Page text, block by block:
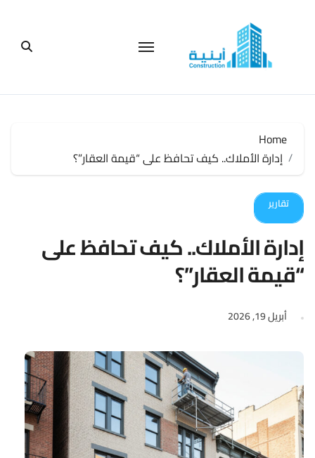
Home
إدارة الأملاك.. كيف تحافظ على “قيمة العقار”؟
تقارير
إدارة الأملاك.. كيف تحافظ على
“قيمة العقار”؟
أبريل 19, 2026